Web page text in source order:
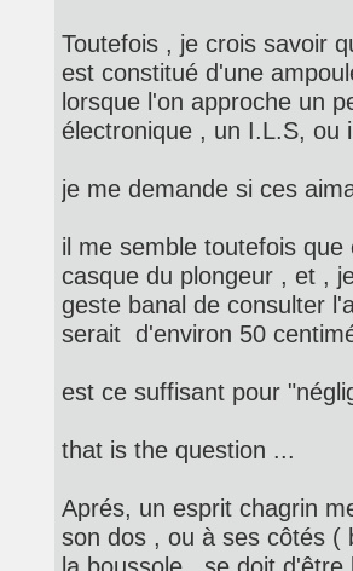
Toutefois , je crois savoir
est constitué d'une
lorsque l'on approche un
électronique , un I.L.S, ou
je me demande si ces
il me semble toutefois
casque du plongeur , et ,
geste banal de consulter
serait d'environ 50
est ce suffisant pour
that is the question ...
Aprés, un esprit chagrin
son dos , ou à ses côtés (